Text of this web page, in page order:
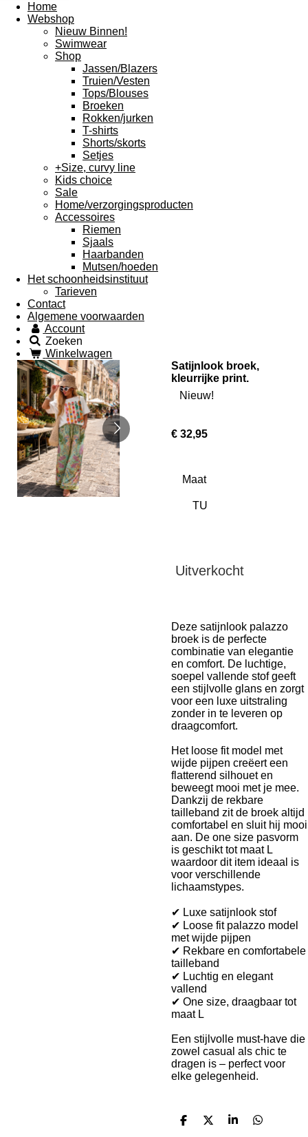
Home
Webshop
Nieuw Binnen!
Swimwear
Shop
Jassen/Blazers
Truien/Vesten
Tops/Blouses
Broeken
Rokken/jurken
T-shirts
Shorts/skorts
Setjes
+Size, curvy line
Kids choice
Sale
Home/verzorgingsproducten
Accessoires
Riemen
Sjaals
Haarbanden
Mutsen/hoeden
Het schoonheidsinstituut
Tarieven
Contact
Algemene voorwaarden
Account
Zoeken
Winkelwagen
Satijnlook broek,
kleurrijke print.
Nieuw!
€ 32,95
Maat
Uitverkocht
Deze satijnlook palazzo
broek is de perfecte
combinatie van elegantie
en comfort. De luchtige,
soepel vallende stof geeft
een stijlvolle glans en zorgt
voor een luxe uitstraling
zonder in te leveren op
draagcomfort.
Het loose fit model met
wijde pijpen creëert een
flatterend silhouet en
beweegt mooi met je mee.
Dankzij de rekbare
tailleband zit de broek altijd
comfortabel en sluit hij mooi
aan. De one size pasvorm
is geschikt tot maat L
waardoor dit item ideaal is
voor verschillende
lichaamstypes.
✔ Luxe satijnlook stof
✔ Loose fit palazzo model
met wijde pijpen
✔ Rekbare en comfortabele
tailleband
✔ Luchtig en elegant
vallend
✔ One size, draagbaar tot
maat L
Een stijlvolle must-have die
zowel casual als chic te
dragen is – perfect voor
elke gelegenheid.
D
D
S
D